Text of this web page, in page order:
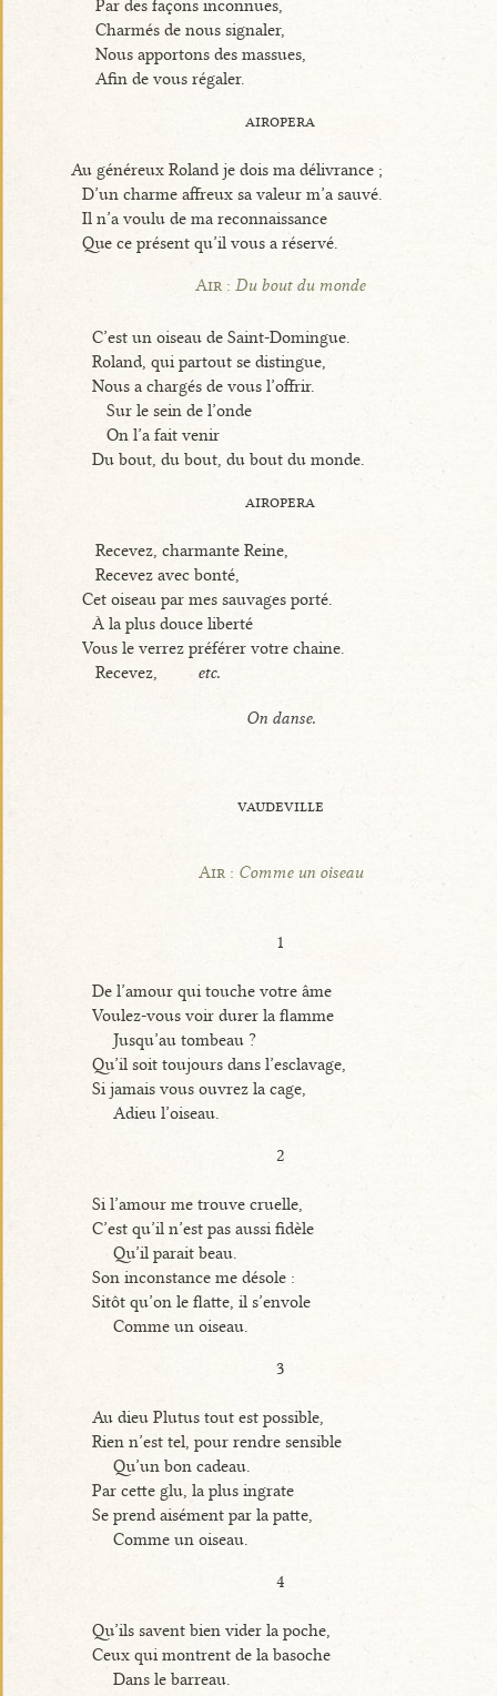
Par des façons inconnues,
Charmés de nous signaler,
Nous apportons des massues,
Afin de vous régaler.
airopera
Au généreux Roland je dois ma délivrance ;
D’un charme affreux sa valeur m’a sauvé.
Il n’a voulu de ma reconnaissance
Que ce présent qu’il vous a réservé.
Air :Du bout du monde
C’est un oiseau de Saint-Domingue.
Roland, qui partout se distingue,
Nous a chargés de vous l’offrir.
Sur le sein de l’onde
On l’a fait venir
Du bout, du bout, du bout du monde.
airopera
Recevez, charmante Reine,
Recevez avec bonté,
Cet oiseau par mes sauvages porté.
À la plus douce liberté
Vous le verrez préférer votre chaine.
Recevez,
etc.
On danse.
vaudeville
Air : Comme un oiseau
1
De l’amour qui touche votre âme
Voulez-vous voir durer la flamme
Jusqu’au tombeau ?
Qu’il soit toujours dans l’esclavage,
Si jamais vous ouvrez la cage,
Adieu l’oiseau.
2
Si l’amour me trouve cruelle,
C’est qu’il n’est pas aussi fidèle
Qu’il parait beau.
Son inconstance me désole :
Sitôt qu’on le flatte, il s’envole
Comme un oiseau.
3
Au dieu Plutus tout est possible,
Rien n’est tel, pour rendre sensible
Qu’un bon cadeau.
Par cette glu, la plus ingrate
Se prend aisément par la patte,
Comme un oiseau.
4
Qu’ils savent bien vider la poche,
Ceux qui montrent de la basoche
Dans le barreau.